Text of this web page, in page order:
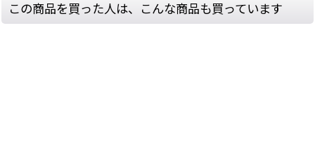
この商品を買った人は、こんな商品も買っています